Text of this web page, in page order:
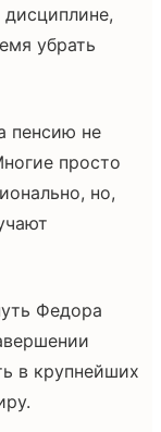
убрать
пенсию не
просто
но,
Федора
в крупнейших